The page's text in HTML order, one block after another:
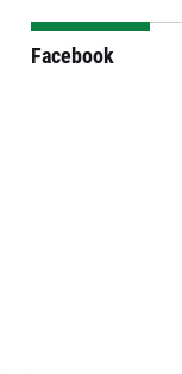
Facebook